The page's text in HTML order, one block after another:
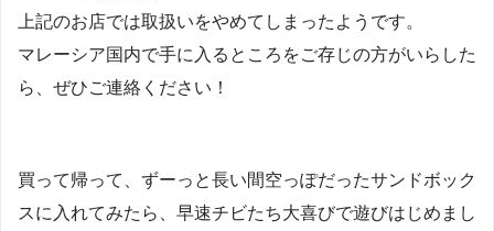
上記のお店では取扱いをやめてしまったようです。
マレーシア国内で手に入るところをご存じの方がいらした
ら、ぜひご連絡ください！
買って帰って、ずーっと長い間空っぽだったサンドボック
スに入れてみたら、早速チビたち大喜びで遊びはじめまし